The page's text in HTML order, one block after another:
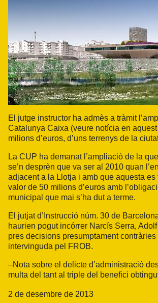
El jutge instructor ha admès a tràmit
Catalunya Caixa (veure notícia en aquest
milions d’euros, d’uns terrenys de la
La CUP ha demanat l’ampliació de la
se’n desprèn que va ser al 2010 quan
adjacent a la Llotja i amb que aquesta es
valor de 50 milions d’euros amb
municipal que mai s’ha dut a terme.
El jutjat d’Instrucció núm. 30 de
haurien pogut incórrer Narcís Serra,
pres decisions presumptament
intervinguda pel FROB.
–Nota sobre el delicte d’administració
multa del tant al triple del benefici
2 de desembre de 2013